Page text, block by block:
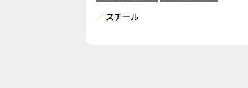
スチール